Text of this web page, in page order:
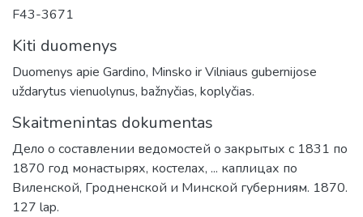
F43-3671
Kiti duomenys
Duomenys apie Gardino, Minsko ir Vilniaus gubernijose
uždarytus vienuolynus, bažnyčias, koplyčias.
Skaitmenintas dokumentas
Дело о составлении ведомостей о закрытых с 1831 по
1870 год монастырях, костелах, ... каплицах по
Виленской, Гродненской и Минской губерниям. 1870.
127 lap.